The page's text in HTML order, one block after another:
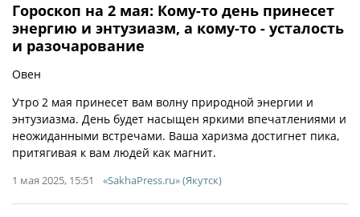
Гороскоп на 2 мая: Кому-то день принесет
энергию и энтузиазм, а кому-то - усталость
и разочарование
Овен
Утро 2 мая принесет вам волну природной энергии и
энтузиазма. День будет насыщен яркими впечатлениями и
неожиданными встречами. Ваша харизма достигнет пика,
притягивая к вам людей как магнит.
1 мая 2025, 15:51 «SakhaPress.ru» (Якутск)